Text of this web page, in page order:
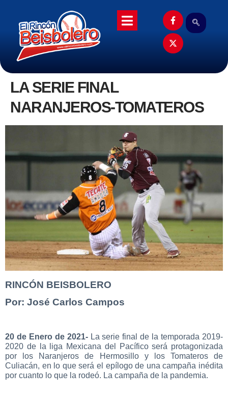
LA SERIE FINAL
NARANJEROS-TOMATEROS
RINCÓN BEISBOLERO
Por: José Carlos Campos
20 de Enero de 2021-La serie final de la temporada 2019-
2020 de la liga Mexicana del Pacífico será protagonizada
por los Naranjeros de Hermosillo y los Tomateros de
Culiacán, en lo que será el epílogo de una campaña inédita
por cuanto lo que la rodeó. La campaña de la pandemia.